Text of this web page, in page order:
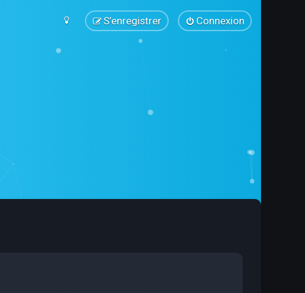
Connexion
S’enregistrer